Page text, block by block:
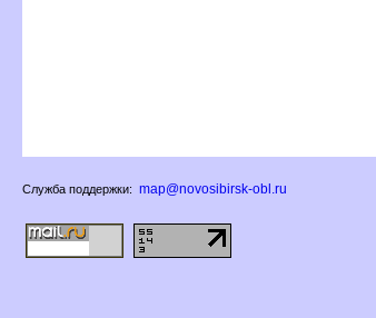
Служба поддержки: map@novosibirsk-obl.ru